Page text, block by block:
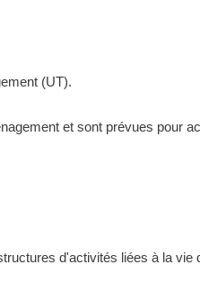
(UT).
et sont prévues pour
d'activités liées à la vie